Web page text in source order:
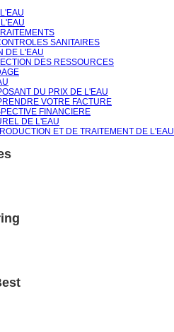
SANITAIRES
DE L'EAU
DES RESSOURCES
DU PRIX DE L'EAU
VOTRE FACTURE
FINANCIERE
DE L'EAU
ET DE TRAITEMENT DE L'EAU